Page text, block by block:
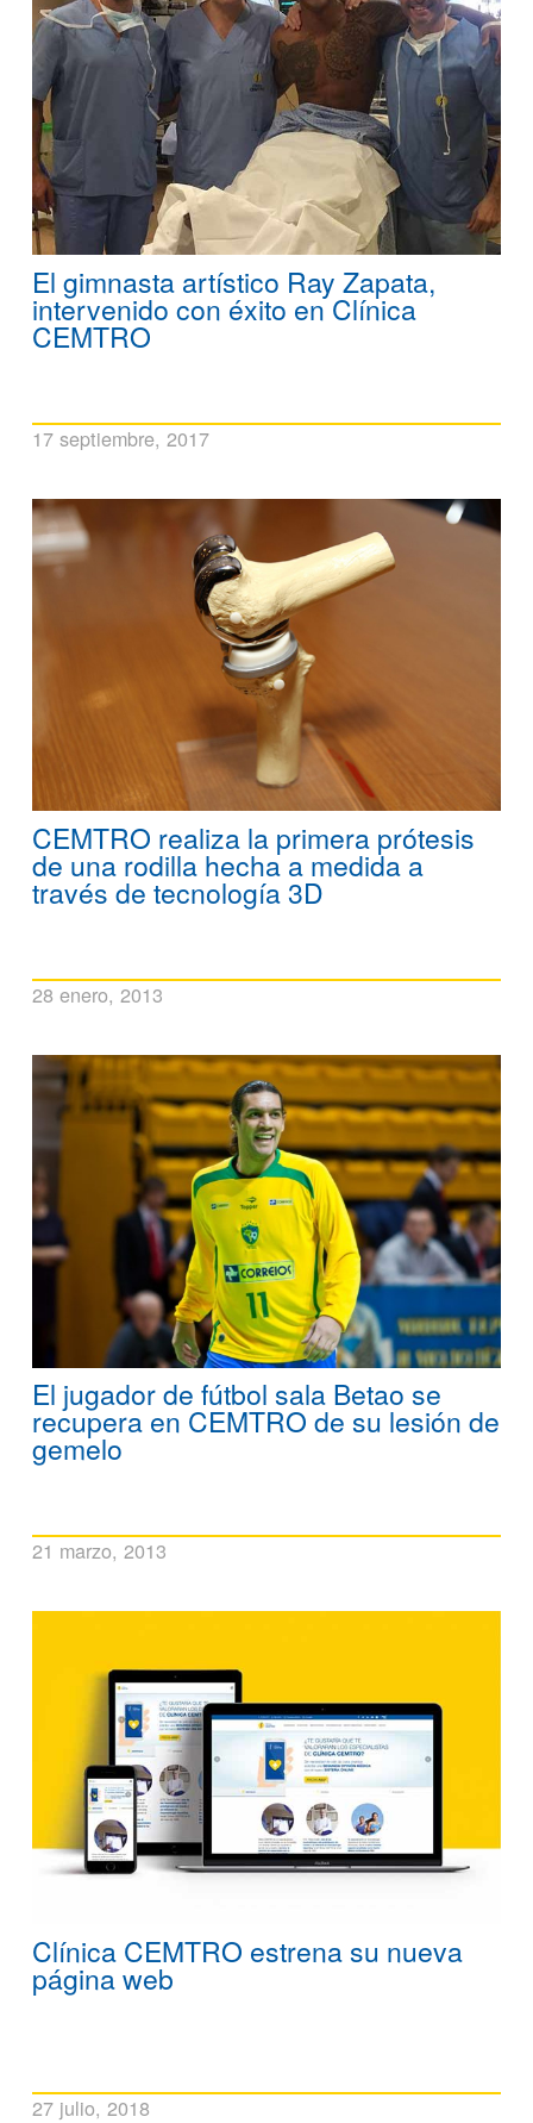
El gimnasta artístico Ray Zapata,
intervenido con éxito en Clínica
CEMTRO
17 septiembre, 2017
CEMTRO realiza la primera prótesis
de una rodilla hecha a medida a
través de tecnología 3D
28 enero, 2013
El jugador de fútbol sala Betao se
recupera en CEMTRO de su lesión de
gemelo
21 marzo, 2013
Clínica CEMTRO estrena su nueva
página web
27 julio, 2018